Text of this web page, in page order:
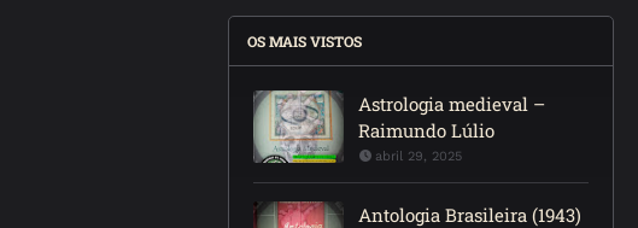
OS MAIS VISTOS
Astrologia medieval –
Raimundo Lúlio
abril 29, 2025
Antologia Brasileira (1943)